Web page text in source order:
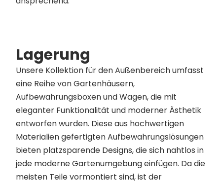
Lagerung
Unsere Kollektion für den Außenbereich umfasst
eine Reihe von Gartenhäusern,
Aufbewahrungsboxen und Wagen, die mit
eleganter Funktionalität und moderner Ästhetik
entworfen wurden. Diese aus hochwertigen
Materialien gefertigten Aufbewahrungslösungen
bieten platzsparende Designs, die sich nahtlos in
jede moderne Gartenumgebung einfügen. Da die
meisten Teile vormontiert sind, ist der